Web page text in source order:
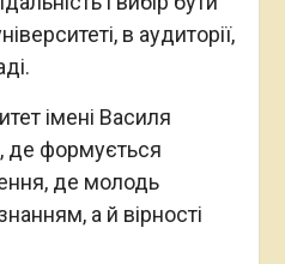
в аудиторії,
імені Василя
де формується
де молодь
а й вірності